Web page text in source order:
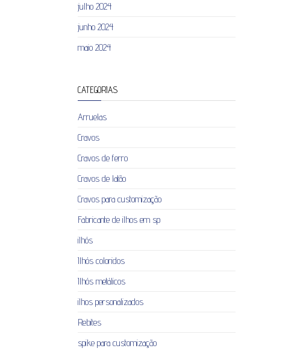
julho 2024
junho 2024
maio 2024
CATEGORIAS
Arruelas
Cravos
Cravos de ferro
Cravos de latão
Cravos para customização
Fabricante de ilhos em sp
ilhós
Ilhós coloridos
Ilhós metálicos
ilhos personalizados
Rebites
spike para customização